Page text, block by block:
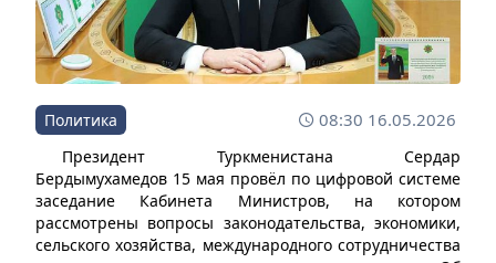
Политика 08:30 16.05.2026
Президент Туркменистана Сердар
Бердымухамедов 15 мая провёл по цифровой системе
заседание Кабинета Министров, на котором
рассмотрены вопросы законодательства, экономики,
сельского хозяйства, международного сотрудничества